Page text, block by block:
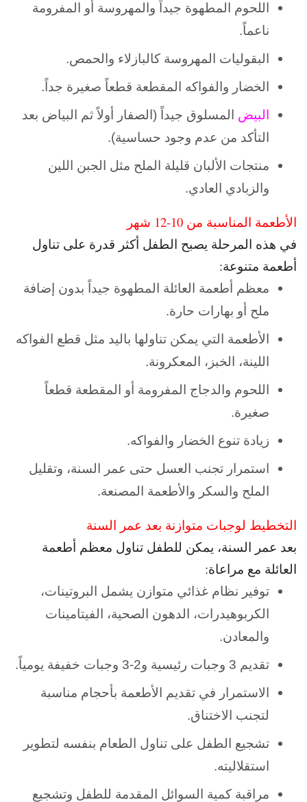
اللحوم المطهوة جيداً والمهروسة أو المفرومة
ناعماً.
البقوليات المهروسة كالبازلاء والحمص.
الخضار والفواكه المقطعة قطعاً صغيرة جداً.
البيض المسلوق جيداً (الصفار أولاً ثم البياض بعد
التأكد من عدم وجود حساسية).
منتجات الألبان قليلة الملح مثل الجبن اللين
والزبادي العادي.
الأطعمة المناسبة من 10-12 شهر
في هذه المرحلة يصبح الطفل أكثر قدرة على تناول
أطعمة متنوعة:
معظم أطعمة العائلة المطهوة جيداً بدون إضافة
ملح أو بهارات حارة.
الأطعمة التي يمكن تناولها باليد مثل قطع الفواكه
اللينة، الخبز، المعكرونة.
اللحوم والدجاج المفرومة أو المقطعة قطعاً
صغيرة.
زيادة تنوع الخضار والفواكه.
استمرار تجنب العسل حتى عمر السنة، وتقليل
الملح والسكر والأطعمة المصنعة.
التخطيط لوجبات متوازنة بعد عمر السنة
بعد عمر السنة، يمكن للطفل تناول معظم أطعمة
العائلة مع مراعاة:
توفير نظام غذائي متوازن يشمل البروتينات،
الكربوهيدرات، الدهون الصحية، الفيتامينات
والمعادن.
تقديم 3 وجبات رئيسية و2-3 وجبات خفيفة يومياً.
الاستمرار في تقديم الأطعمة بأحجام مناسبة
لتجنب الاختناق.
تشجيع الطفل على تناول الطعام بنفسه لتطوير
استقلاليته.
مراقبة كمية السوائل المقدمة للطفل وتشجيع